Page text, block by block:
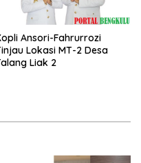
Ansori-Fahrurrozi
Lokasi MT-2 Desa
Liak 2